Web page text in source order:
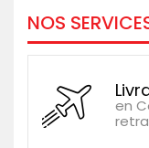
NOS
en